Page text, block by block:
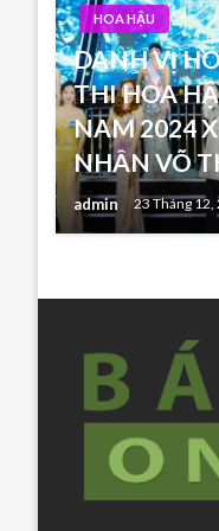
HOA HẬU
DANH VỊ
THI HOA
NAM 2024
NHÂN VÕ
admin 23 Tháng 12,